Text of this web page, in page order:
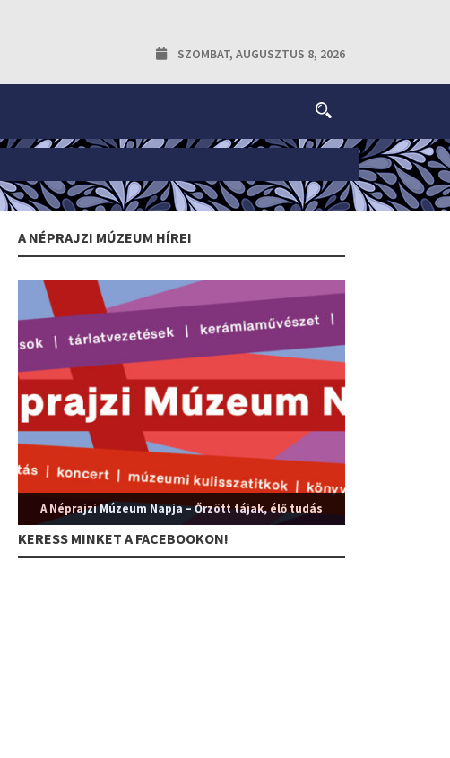
SZOMBAT, AUGUSZTUS 8, 2026
A NÉPRAJZI MÚZEUM HÍREI
A Néprajzi Múzeum Napja – Őrzött tájak, élő tudás
KERESS MINKET A FACEBOOKON!